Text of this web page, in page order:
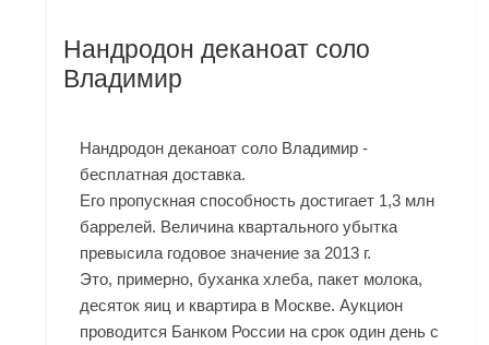
Нандродон деканоат соло
Владимир
Нандродон деканоат соло Владимир -
бесплатная доставка.
Его пропускная способность достигает 1,3 млн
баррелей. Величина квартального убытка
превысила годовое значение за 2013 г.
Это, примерно, буханка хлеба, пакет молока,
десяток яиц и квартира в Москве. Аукцион
проводится Банком России на срок один день с